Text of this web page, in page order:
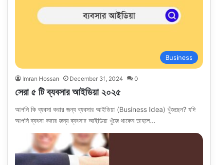
Business
Imran Hossan December 31, 2024 0
সেরা ৫ টি ব্যবসার আইডিয়া ২০২৫
আপনি কি ব্যবসা করার জন্য ব্যবসার আইডিয়া (Business Idea) খুঁজছেন? যদি
আপনি ব্যবসা করার জন্য ব্যবসার আইডিয়া খুঁজে থাকেন তাহলে…